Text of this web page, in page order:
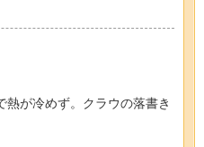
熱が冷めず。クラウの落書き